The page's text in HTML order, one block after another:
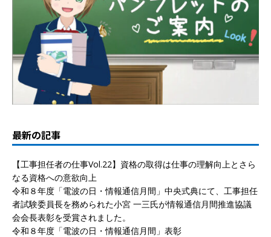
最新の記事
【工事担任者の仕事Vol.22】資格の取得は仕事の理解向上とさら
なる資格への意欲向上
令和８年度「電波の日・情報通信月間」中央式典にて、工事担任
者試験委員長を務められた小宮 一三氏が情報通信月間推進協議
会会長表彰を受賞されました。
令和８年度「電波の日・情報通信月間」表彰